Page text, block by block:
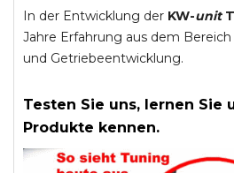
In der Entwicklung der KW-unit
Jahre Erfahrung aus dem
und Getriebeentwicklung.
Testen Sie uns, lernen Sie
Produkte kennen.